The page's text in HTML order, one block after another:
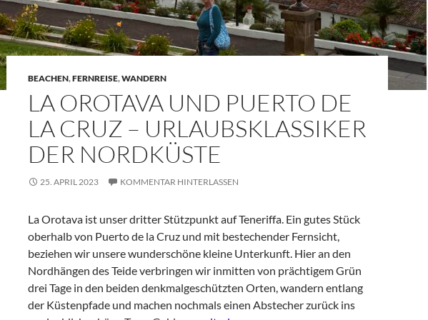
BEACHEN,FERNREISE,WANDERN
LA OROTAVA UND PUERTO DE
LA CRUZ – URLAUBSKLASSIKER
DER NORDKÜSTE
25. APRIL 2023 KOMMENTAR HINTERLASSEN
La Orotava ist unser dritter Stützpunkt auf Teneriffa. Ein gutes Stück
oberhalb von Puerto de la Cruz und mit bestechender Fernsicht,
beziehen wir unsere wunderschöne kleine Unterkunft. Hier an den
Nordhängen des Teide verbringen wir inmitten von prächtigem Grün
drei Tage in den beiden denkmalgeschützten Orten, wandern entlang
der Küstenpfade und machen nochmals einen Abstecher zurück ins